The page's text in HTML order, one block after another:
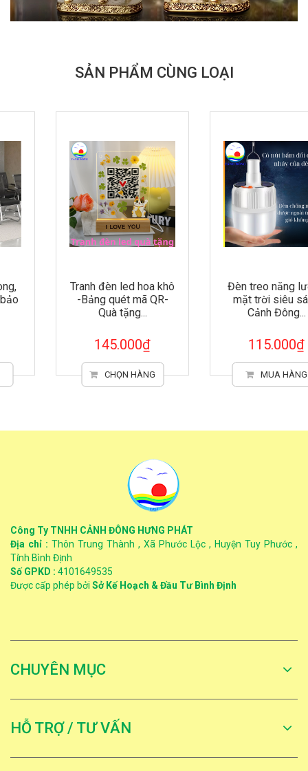
SẢN PHẨM CÙNG LOẠI
Tranh đèn led hoa khô
-Bảng quét mã QR-
Quà tặng...
145.000₫
CHỌN HÀNG
Đèn treo năng lượng
mặt trời siêu sáng
Cảnh Đông...
115.000₫
MUA HÀNG
Công Ty TNHH CẢNH ĐÔNG HƯNG PHÁT
Địa chỉ : Thôn Trung Thành , Xã Phước Lộc , Huyện Tuy Phước ,
Tỉnh Bình Định
Số GPKD : 4101649535
Được cấp phép bởi Sở Kế Hoạch & Đầu Tư Bình Định
CHUYÊN MỤC
HỖ TRỢ / TƯ VẤN